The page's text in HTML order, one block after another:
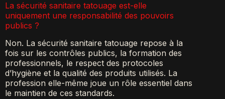
La sécurité sanitaire tatouage est-elle
uniquement une responsabilité des pouvoirs
publics ?
Non. La sécurité sanitaire tatouage repose à la
fois sur les contrôles publics, la formation des
professionnels, le respect des protocoles
d’hygiène et la qualité des produits utilisés. La
profession elle-même joue un rôle essentiel dans
le maintien de ces standards.